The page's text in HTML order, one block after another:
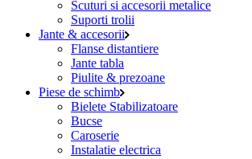
Scuturi si accesorii metalice
Suporti trolii
Jante & accesorii
Flanse distantiere
Jante tabla
Piulite & prezoane
Piese de schimb
Bielete Stabilizatoare
Bucse
Caroserie
Instalatie electrica